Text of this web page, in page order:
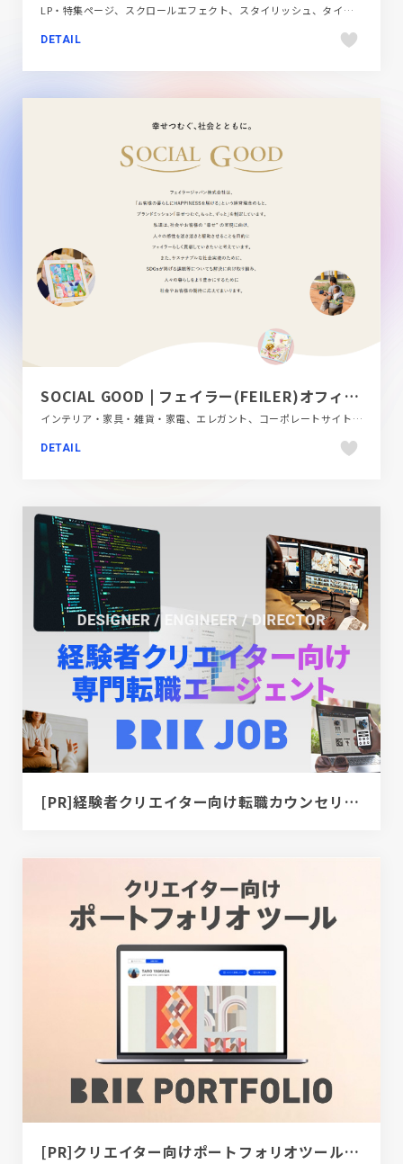
LP・特集ページ、スクロールエフェクト、スタイリッシュ、タイポグラフィー、ダイナミック、ブルー系、大きめ写真、建設・住宅・不動産
DETAIL
SOCIAL GOOD | フェイラー(FEILER)オフィシャルブランドサイト
インテリア・家具・雑貨・家電、エレガント、コーポレートサイト、スタイリッシュ、フラットデザイン、ベージュ・ゴールド系
DETAIL
[PR]経験者クリエイター向け転職カウンセリング｜デザイナー / ディレクター / エンジニア
[PR]クリエイター向けポートフォリオツール｜BRIK PORTFOLIO